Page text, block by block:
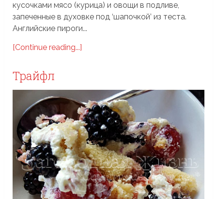
кусочками мясо (курица) и овощи в подливе,
запеченные в духовке под ‘шапочкой’ из теста.
Английские пироги...
[Continue reading...]
Трайфл